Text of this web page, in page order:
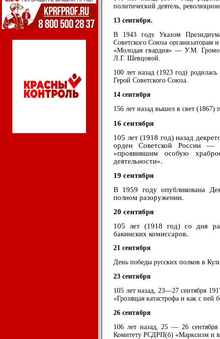
политический деятель,
13 сентября.
В 1943 году Указом
Советского Союза организаторам
«Молодая гвардия» — У.М.
Л.Г. Шевцовой.
100 лет назад (1923 год) родилась
Герой Советского Союза.
14 сентября
156 лет назад вышел в свет
16 сентября
105 лет (1918 год) назад
орден Советской России —
«проявившим особую
деятельности».
19 сентября
В 1959 году опубликована
полном разоружении.
20 сентября
105 лет (1918 год) со дня
бакинских комиссаров.
21 сентября
День победы русских полков в
23 сентября
105 лет назад, 23—27 сентября
«Грозящая катастрофа и как с ней
26 сентября
106 лет назад, 25 — 26
Комитету РСДРП(б) «Марксизм и